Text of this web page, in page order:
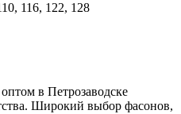
116, 122, 128
в Петрозаводске
Широкий выбор фасонов,